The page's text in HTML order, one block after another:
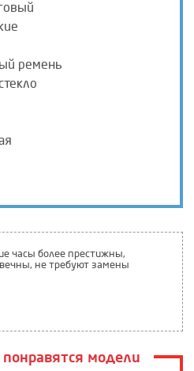
ремень
часы более престижны,
не требуют замены
модели